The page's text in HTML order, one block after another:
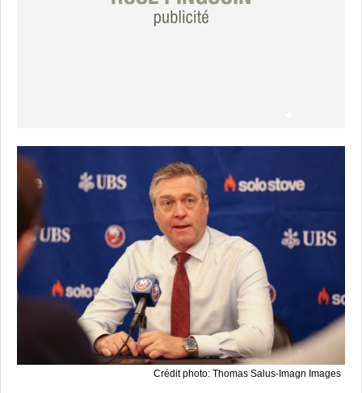
Crédit photo: Thomas Salus-Imagn Images